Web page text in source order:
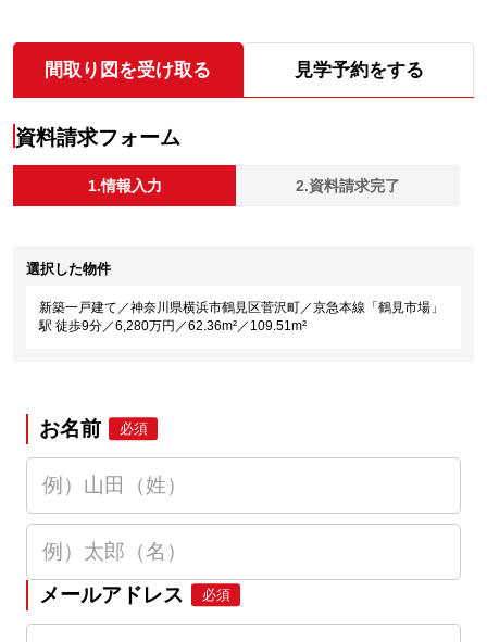
間取り図を受け取る 見学予約をする
資料請求フォーム
1.情報入力 2.資料請求完了
選択した物件
新築一戸建て／神奈川県横浜市鶴見区菅沢町／京急本線「鶴見市場」
駅 徒歩9分／6,280万円／62.36m²／109.51m²
お名前 必須
メールアドレス 必須